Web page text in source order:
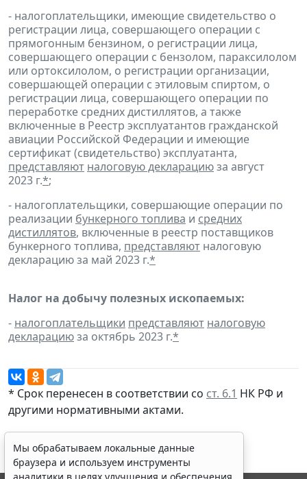
- налогоплательщики, имеющие свидетельство о
регистрации лица, совершающего операции с
прямогонным бензином, о регистрации лица,
совершающего операции с бензолом, параксилолом
или ортоксилолом, о регистрации организации,
совершающей операции с этиловым спиртом, о
регистрации лица, совершающего операции по
переработке средних дистиллятов, а также
включенные в Реестр эксплуатантов гражданской
авиации Российской Федерации и имеющие
сертификат (свидетельство) эксплуатанта,
представляют налоговую декларациюза август
2023 г.*;
- налогоплательщики, совершающие операции по
реализации бункерного топлива и средних
дистиллятов, включенные в реестр поставщиков
бункерного топлива, представляют налоговую
декларацию за май 2023 г.*
Налог на добычу полезных ископаемых:
- налогоплательщики представляют налоговую
декларациюза октябрь 2023 г.*
* Срок перенесен в соответствии со ст. 6.1 НК РФ и
другими нормативными актами.
Мы обрабатываем локальные данные
браузера и используем инструменты